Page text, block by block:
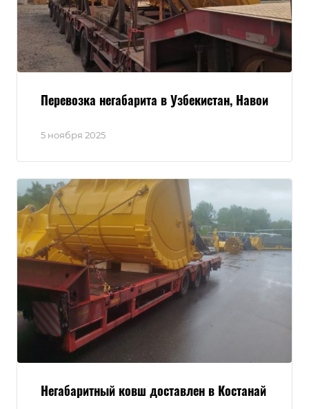
5 ноября 2025
Перевозка негабарита в Узбекистан, Навои
Негабаритный ковш доставлен в Костанай